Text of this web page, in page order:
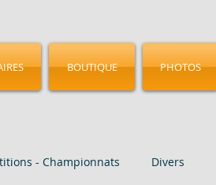
BOUTIQUE PHOTOS
- Championnats Divers